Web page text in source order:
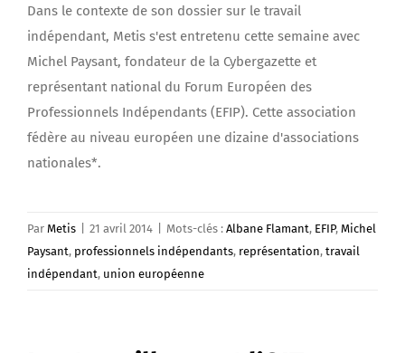
Dans le contexte de son dossier sur le travail
indépendant, Metis s'est entretenu cette semaine avec
Michel Paysant, fondateur de la Cybergazette et
représentant national du Forum Européen des
Professionnels Indépendants (EFIP). Cette association
fédère au niveau européen une dizaine d'associations
nationales*.
Par Metis 21 avril 2014 Mots-clés : Albane Flamant, EFIP, Michel
Paysant, professionnels indépendants, représentation, travail
indépendant, union européenne